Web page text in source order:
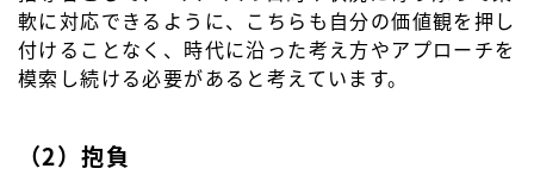
軟に対応できるように、こちらも自分の価値観を押し
付けることなく、時代に沿った考え方やアプローチを
模索し続ける必要があると考えています。
（2）抱負